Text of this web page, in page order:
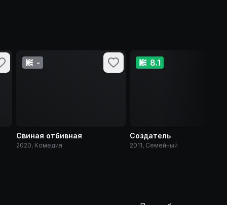
-
Свиная отбивная
2020, Комедия
8.1
Создатель
2011, Семейный